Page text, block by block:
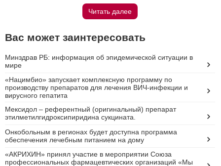
Читать далее
Вас может заинтересовать
Минздрав РБ: информация об эпидемической ситуации в
мире
«Нацимбио» запускает комплексную программу по
производству препаратов для лечения ВИЧ-инфекции и
вирусного гепатита
Мексидол – референтный (оригинальный) препарат
этилметилгидроксипиридина сукцината.
Онкобольным в регионах будет доступна программа
обеспечения лечебным питанием на дому
«АКРИХИН» принял участие в мероприятии Союза
профессиональных фармацевтических организаций «Мы